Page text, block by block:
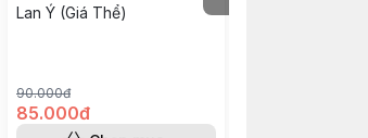
Lan Ý (Giá Thể)
90.000đ
85.000đ